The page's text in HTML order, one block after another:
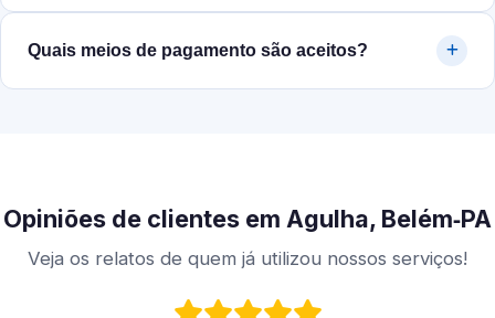
Quais meios de pagamento são aceitos?
Opiniões de clientes em Agulha, Belém‑PA
Veja os relatos de quem já utilizou nossos serviços!